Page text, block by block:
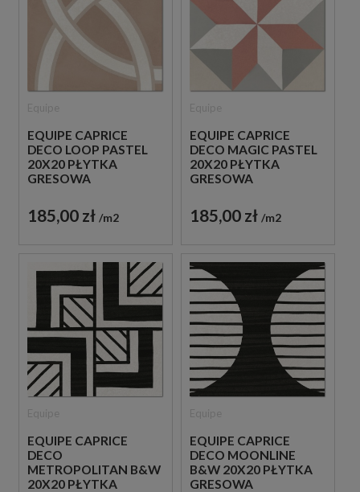
EQUIPE CAPRICE
DECO LOOP PASTEL
20X20 PŁYTKA
GRESOWA
185,00 zł m2
EQUIPE CAPRICE
DECO MAGIC PASTEL
20X20 PŁYTKA
GRESOWA
185,00 zł m2
EQUIPE CAPRICE
DECO
METROPOLITAN B&W
20X20 PŁYTKA
EQUIPE CAPRICE
DECO MOONLINE
B&W 20X20 PŁYTKA
GRESOWA